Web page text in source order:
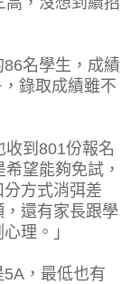
名學生，成績
錄取成績雖不
到801份報名
望能夠免試，
方式消弭差
還有家長跟學
理。」
，最低也有